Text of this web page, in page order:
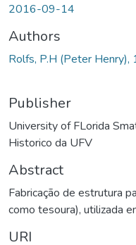
2016-09-14
Authors
Rolfs, P.H (Peter
Publisher
University of FLorida
Historico da UFV
Abstract
Fabricação de estrutura
como tesoura), utilizada
URI